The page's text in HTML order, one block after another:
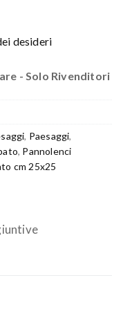
desideri
- Solo Rivenditori
, Paesaggi,
, Pannolenci
cm 25x25